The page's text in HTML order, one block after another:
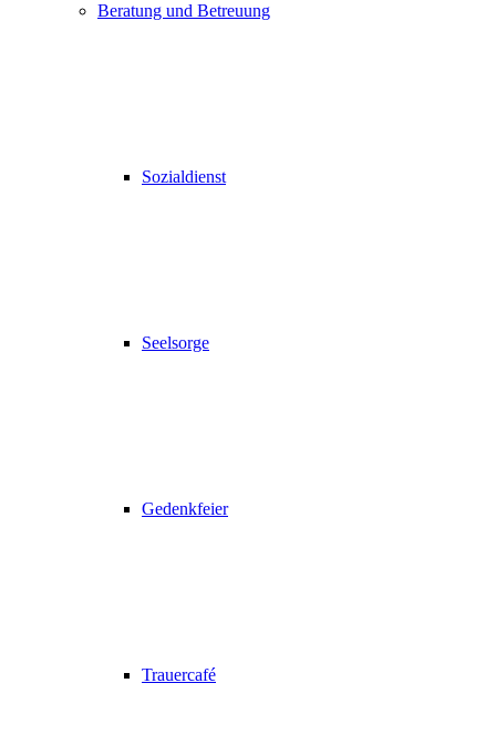
Beratung und Betreuung
Sozialdienst
Seelsorge
Gedenkfeier
Trauercafé